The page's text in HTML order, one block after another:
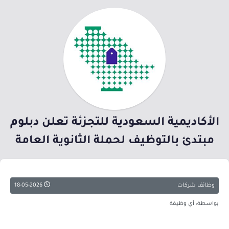
الأكاديمية السعودية للتجزئة تعلن دبلوم
مبتدئ بالتوظيف لحملة الثانوية العامة
وظائف شركات
بواسطة: أي وظيفة